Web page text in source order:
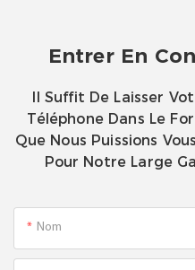
Entrer En
Il Suffit De Laisser
Téléphone Dans Le
Que Nous Puissions
Pour Notre Large
Nom